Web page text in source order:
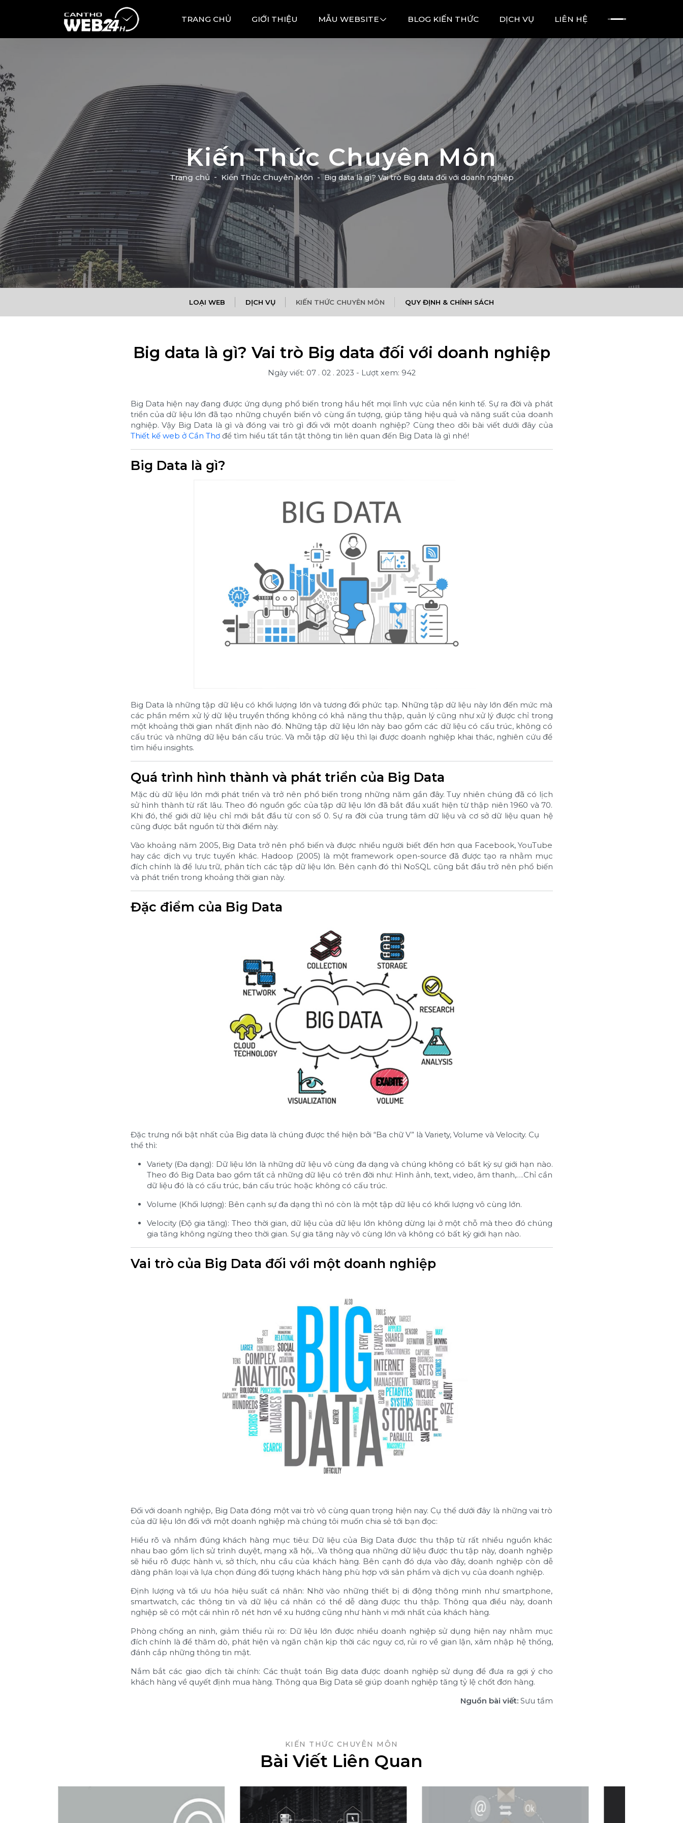
TRANG CHỦ GIỚI THIỆU MẪU WEBSITE BLOG KIẾN THỨC DỊCH VỤ LIÊN HỆ
Kiến Thức Chuyên Môn
Trang chủ Kiến Thức Chuyên Môn Big data là gì? Vai trò Big data đối với doanh nghiệp
LOẠI WEB DỊCH VỤ KIẾN THỨC CHUYÊN MÔN QUY ĐỊNH & CHÍNH SÁCH
Big data là gì? Vai trò Big data đối với doanh nghiệp
Ngày viết: 07 . 02 . 2023 - Lượt xem: 942
Big Data hiện nay đang được ứng dụng phổ biến trong hầu hết mọi lĩnh vực của nền kinh tế. Sự ra đời và phát
triển của dữ liệu lớn đã tạo những chuyển biến vô cùng ấn tượng, giúp tăng hiệu quả và năng suất của doanh
nghiệp. Vậy Big Data là gì và đóng vai trò gì đối với một doanh nghiệp? Cùng theo dõi bài viết dưới đây của
Thiết kế web ở Cần Thơđể tìm hiểu tất tần tật thông tin liên quan đến Big Data là gì nhé!
Big Data là gì?
Big Data là những tập dữ liệu có khối lượng lớn và tương đối phức tạp. Những tập dữ liệu này lớn đến mức mà
các phần mềm xử lý dữ liệu truyền thống không có khả năng thu thập, quản lý cũng như xử lý được chỉ trong
một khoảng thời gian nhất định nào đó. Những tập dữ liệu lớn này bao gồm các dữ liệu có cấu trúc, không có
cấu trúc và những dữ liệu bán cấu trúc. Và mỗi tập dữ liệu thì lại được doanh nghiệp khai thác, nghiên cứu để
tìm hiểu insights.
Quá trình hình thành và phát triển của Big Data
Mặc dù dữ liệu lớn mới phát triển và trở nên phổ biến trong những năm gần đây. Tuy nhiên chúng đã có lịch
sử hình thành từ rất lâu. Theo đó nguồn gốc của tập dữ liệu lớn đã bắt đầu xuất hiện từ thập niên 1960 và 70.
Khi đó, thế giới dữ liệu chỉ mới bắt đầu từ con số 0. Sự ra đời của trung tâm dữ liệu và cơ sở dữ liệu quan hệ
cũng được bắt nguồn từ thời điểm này.
Vào khoảng năm 2005, Big Data trở nên phổ biến và được nhiều người biết đến hơn qua Facebook, YouTube
hay các dịch vụ trực tuyến khác. Hadoop (2005) là một framework open-source đã được tạo ra nhằm mục
đích chính là để lưu trữ, phân tích các tập dữ liệu lớn. Bên cạnh đó thì NoSQL cũng bắt đầu trở nên phổ biến
và phát triển trong khoảng thời gian này.
Đặc điểm của Big Data
Đặc trưng nổi bật nhất của Big data là chúng được thể hiện bởi “Ba chữ V” là Variety, Volume và Velocity. Cụ
thể thì:
Variety (Đa dạng): Dữ liệu lớn là những dữ liệu vô cùng đa dạng và chúng không có bất kỳ sự giới hạn nào.
Theo đó Big Data bao gồm tất cả những dữ liệu có trên đời như: Hình ảnh, text, video, âm thanh,….Chỉ cần
dữ liệu đó là có cấu trúc, bán cấu trúc hoặc không có cấu trúc.
Volume (Khối lượng): Bên cạnh sự đa dạng thì nó còn là một tập dữ liệu có khối lượng vô cùng lớn.
Velocity (Độ gia tăng): Theo thời gian, dữ liệu của dữ liệu lớn không dừng lại ở một chỗ mà theo đó chúng
gia tăng không ngừng theo thời gian. Sự gia tăng này vô cùng lớn và không có bất kỳ giới hạn nào.
Vai trò của Big Data đối với một doanh nghiệp
Đối với doanh nghiệp, Big Data đóng một vai trò vô cùng quan trọng hiện nay. Cụ thể dưới đây là những vai trò
của dữ liệu lớn đối với một doanh nghiệp mà chúng tôi muốn chia sẻ tới bạn đọc:
Hiểu rõ và nhắm đúng khách hàng mục tiêu: Dữ liệu của Big Data được thu thập từ rất nhiều nguồn khác
nhau bao gồm lịch sử trình duyệt, mạng xã hội,…Và thông qua những dữ liệu được thu tập này, doanh nghiệp
sẽ hiểu rõ được hành vi, sở thích, nhu cầu của khách hàng. Bên cạnh đó dựa vào đây, doanh nghiệp còn dễ
dàng phân loại và lựa chọn đúng đối tượng khách hàng phù hợp với sản phẩm và dịch vụ của doanh nghiệp.
Định lượng và tối ưu hóa hiệu suất cá nhân: Nhờ vào những thiết bị di động thông minh như smartphone,
smartwatch, các thông tin và dữ liệu cá nhân có thể dễ dàng được thu thập. Thông qua điều này, doanh
nghiệp sẽ có một cái nhìn rõ nét hơn về xu hướng cũng như hành vi mới nhất của khách hàng.
Phòng chống an ninh, giảm thiểu rủi ro: Dữ liệu lớn được nhiều doanh nghiệp sử dụng hiện nay nhằm mục
đích chính là để thăm dò, phát hiện và ngăn chặn kịp thời các nguy cơ, rủi ro về gian lận, xâm nhập hệ thống,
đánh cắp những thông tin mật.
Nắm bắt các giao dịch tài chính: Các thuật toán Big data được doanh nghiệp sử dụng để đưa ra gợi ý cho
khách hàng về quyết định mua hàng. Thông qua Big Data sẽ giúp doanh nghiệp tăng tỷ lệ chốt đơn hàng.
Nguồn bài viết:Sưu tầm
KIẾN THỨC CHUYÊN MÔN
Bài Viết Liên Quan